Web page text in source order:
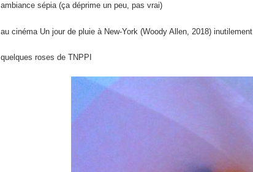
ambiance sépia (ça déprime un peu, pas vrai)
au cinéma Un jour de pluie à New-York (Woody Allen, 2018) inutilement
quelques roses de TNPPI